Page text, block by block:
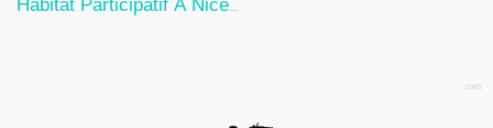
Habitat Participatif À Nice